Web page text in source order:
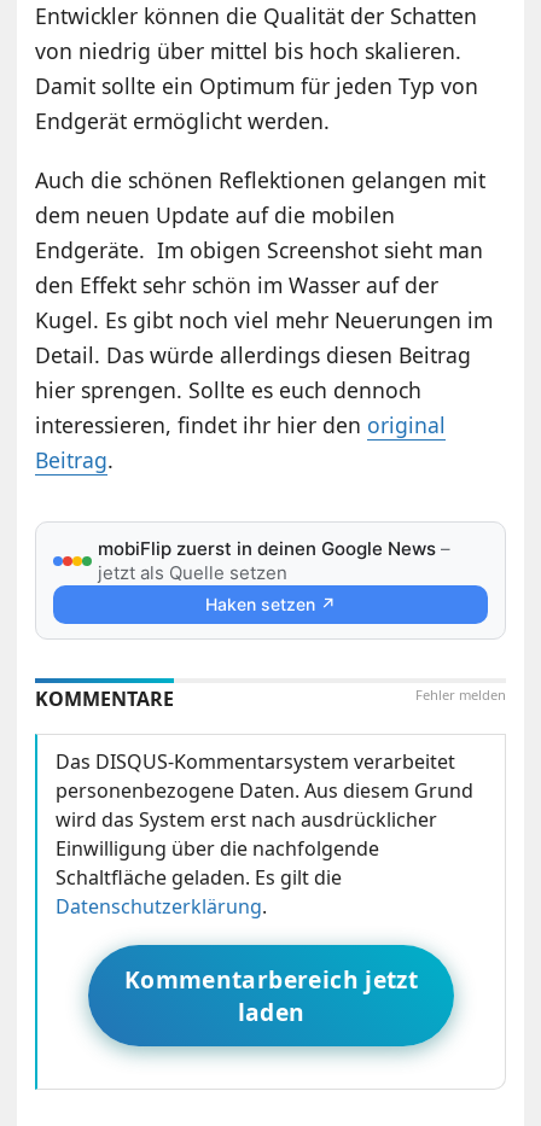
Entwickler können die Qualität der Schatten
von niedrig über mittel bis hoch skalieren.
Damit sollte ein Optimum für jeden Typ von
Endgerät ermöglicht werden.
Auch die schönen Reflektionen gelangen mit
dem neuen Update auf die mobilen
Endgeräte. Im obigen Screenshot sieht man
den Effekt sehr schön im Wasser auf der
Kugel. Es gibt noch viel mehr Neuerungen im
Detail. Das würde allerdings diesen Beitrag
hier sprengen. Sollte es euch dennoch
interessieren, findet ihr hier den original
Beitrag.
mobiFlip zuerst in deinen Google News –
jetzt als Quelle setzen
Haken setzen ↗
Fehler melden
KOMMENTARE
Das DISQUS-Kommentarsystem verarbeitet
personenbezogene Daten. Aus diesem Grund
wird das System erst nach ausdrücklicher
Einwilligung über die nachfolgende
Schaltfläche geladen. Es gilt die
Datenschutzerklärung.
Kommentarbereich jetzt
laden